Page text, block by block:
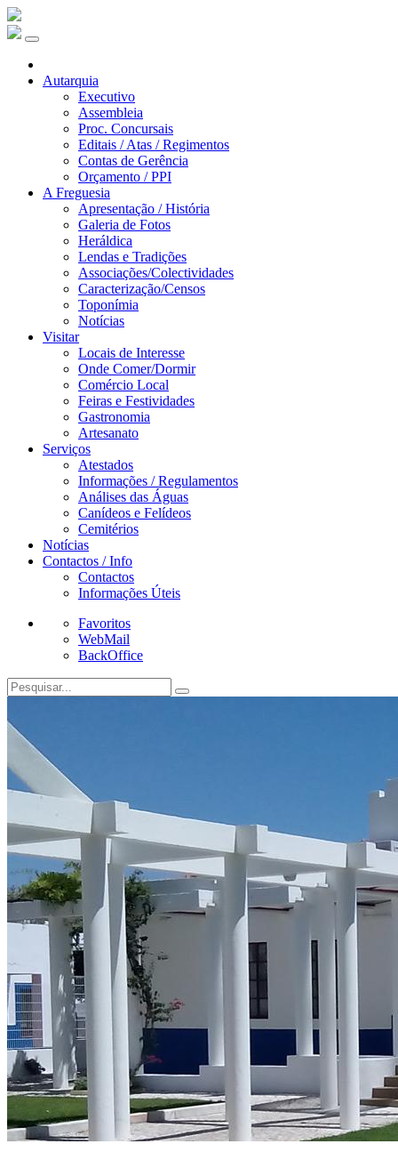
Autarquia
Executivo
Assembleia
Proc. Concursais
Editais / Atas / Regimentos
Contas de Gerência
Orçamento / PPI
A Freguesia
Apresentação / História
Galeria de Fotos
Heráldica
Lendas e Tradições
Associações/Colectividades
Caracterização/Censos
Toponímia
Notícias
Visitar
Locais de Interesse
Onde Comer/Dormir
Comércio Local
Feiras e Festividades
Gastronomia
Artesanato
Serviços
Atestados
Informações / Regulamentos
Análises das Águas
Canídeos e Felídeos
Cemitérios
Notícias
Contactos / Info
Contactos
Informações Úteis
Favoritos
WebMail
BackOffice